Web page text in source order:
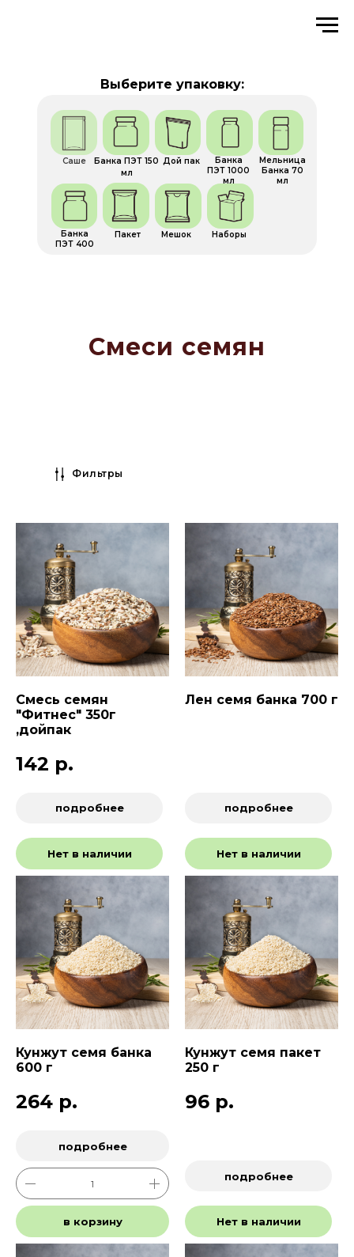
Выберите упаковку:
Банка
ПЭТ 400
Банка
ПЭТ 1000
мл
Мельница
Банка 70
мл
Наборы
Банка ПЭТ 150
мл
Мешок
Пакет
Дой пак
Саше
Смеси семян
Фильтры
Смесь семян
"Фитнес" 350г
,дойпак
142 р.
подробнее
Нет в наличии
Лен семя банка 700 г
подробнее
Нет в наличии
Кунжут семя банка
600 г
264 р.
подробнее
в корзину
Кунжут семя пакет
250 г
96 р.
подробнее
Нет в наличии